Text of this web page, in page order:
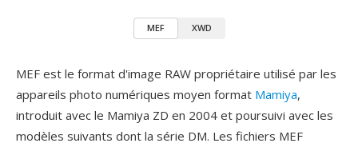
MEF XWD
MEF est le format d'image RAW propriétaire utilisé par les
appareils photo numériques moyen format Mamiya,
introduit avec le Mamiya ZD en 2004 et poursuivi avec les
modèles suivants dont la série DM. Les fichiers MEF